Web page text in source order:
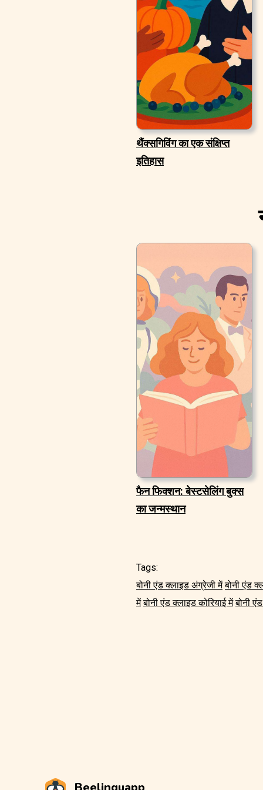
थैंक्सगिविंग का एक संक्षिप्त
इतिहास
फैन फिक्शन: बेस्टसेलिंग बुक्स
का जन्मस्थान
Tags:
बोनी एंड क्लाइड अंग्रेजी में बोनी एंड
में बोनी एंड क्लाइड कोरियाई में बोनी